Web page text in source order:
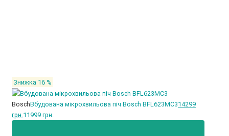
Знижка 16 %
BoschВбудована мікрохвильова піч Bosch BFL623MC314299
грн. 11999 грн.